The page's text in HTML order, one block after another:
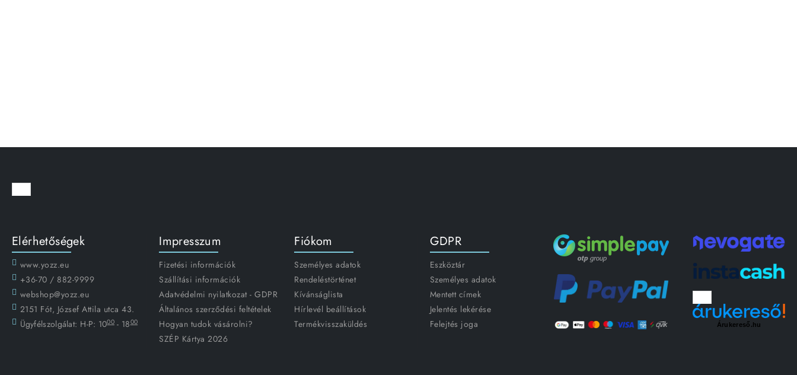
Elérhetőségek
www.yozz.eu
+36-70 / 882-9999
webshop@yozz.eu
2151 Fót, József Attila utca 43.
Ügyfélszolgálat: H-P: 1000 - 1800
Impresszum
Fizetési információk
Szállítási információk
Adatvédelmi nyilatkozat - GDPR
Általános szerződési feltételek
Hogyan tudok vásárolni?
SZÉP Kártya 2026
Fiókom
Személyes adatok
Rendeléstörténet
Kívánságlista
Hírlevél beállítások
Termékvisszaküldés
GDPR
Eszköztár
Személyes adatok
Mentett címek
Jelentés lekérése
Felejtés joga
Árukereső.hu